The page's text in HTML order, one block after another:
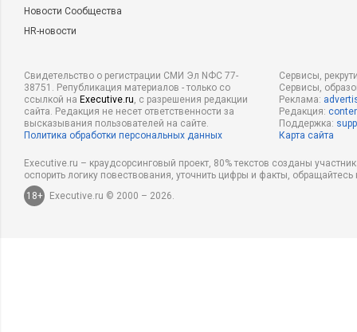
Новости Сообщества
HR-новости
Свидетельство о регистрации СМИ Эл NФС 77-
38751. Републикация материалов - только со
ссылкой на Executive.ru, с разрешения редакции
сайта. Редакция не несет ответственности за
высказывания пользователей на сайте.
Политика обработки персональных данных
Сервисы,
Сервисы,
Реклама:
Редакция:
Поддержка:
Карта сайта
Executive.ru – краудсорсинговый проект, 80% текстов созданы
оспорить логику повествования, уточнить цифры и факты,
18+
Executive.ru © 2000 – 2026.